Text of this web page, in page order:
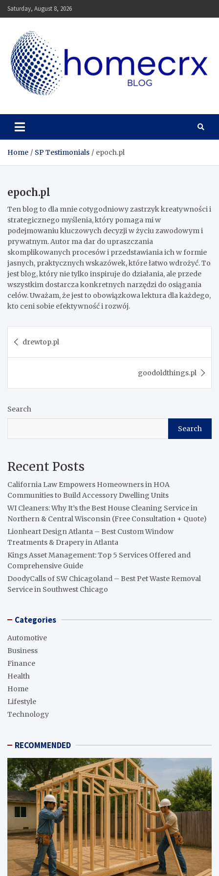
Skip
to
Saturday, August 8, 2026
Homecrx
Home SP Testimonials epoch.pl
epoch.pl
Ten blog to dla mnie cotygodniowy zastrzyk kreatywności i
strategicznego myślenia, który pomaga mi w
podejmowaniu kluczowych decyzji w życiu zawodowym i
prywatnym. Autor ma dar do upraszczania
skomplikowanych procesów i przedstawiania ich w formie
jasnych, praktycznych wskazówek, które łatwo wdrożyć. To
jest blog, który nie tylko inspiruje do działania, ale przede
wszystkim dostarcza konkretnych narzędzi do osiągania
celów. Uważam, że jest to obowiązkowa lektura dla każdego,
kto ceni sobie efektywność i rozwój.
navigation
drewtop.pl
goodoldthings.pl
Search
Search
Recent Posts
California Law Empowers Homeowners in HOA
Communities to Build Accessory Dwelling Units
WI Cleaners: Why It’s the Best House Cleaning Service in
Northern & Central Wisconsin (Free Consultation + Quote)
Lionheart Design Atlanta – Best Custom Window
Treatments & Drapery in Atlanta
Kings Asset Management: Top 5 Services Offered and
Comprehensive Guide
DoodyCalls of SW Chicagoland – Best Pet Waste Removal
Service in Southwest Chicago
Categories
Automotive
Business
Finance
Health
Home
Lifestyle
Technology
RECOMMENDED